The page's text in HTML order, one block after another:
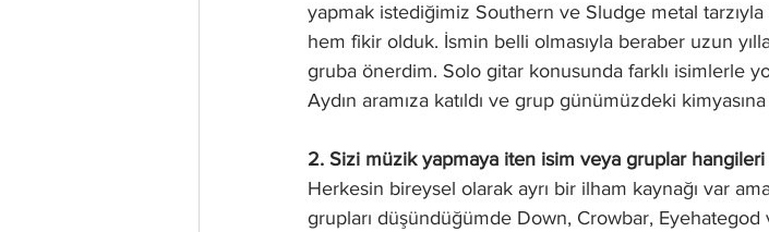
yapmak istediğimiz Southern ve Sludge metal
hem fikir olduk. İsmin belli olmasıyla beraber uzun
gruba önerdim. Solo gitar konusunda farklı isimlerle
Aydın aramıza katıldı ve grup günümüzdeki
2. Sizi müzik yapmaya iten isim veya gruplar hangileri
Herkesin bireysel olarak ayrı bir ilham kaynağı var
grupları düşündüğümde Down, Crowbar,